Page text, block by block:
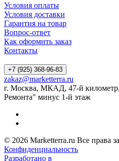
Условия оплаты
Условия доставки
Гарантия на товар
Вопрос-ответ
Как оформить заказ
Контакты
+7 (925) 368-96-83
zakaz@marketterra.ru
г. Москва, МКАД, 47-й километр,
Ремонта" минус 1-й этаж
© 2026 Marketterra.ru Все права
Конфиденциальность
Разработано в